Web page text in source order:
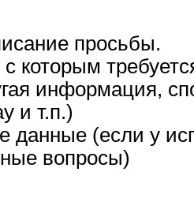
просьбы.
которым
информация,
и т.п.)
данные (если у
вопросы)